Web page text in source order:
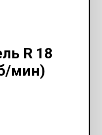
R 18
мин)